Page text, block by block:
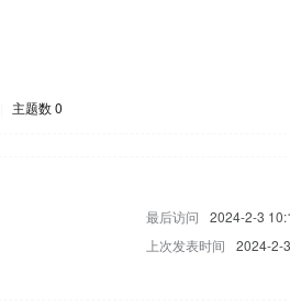
主题数 0
最后访问
2024-2-3
上次发表时间
2024-2-